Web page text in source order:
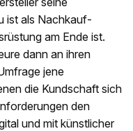
ist als Nachkauf-
am Ende ist.
dann an ihren
jene
die Kundschaft sich
den
und mit künstlicher